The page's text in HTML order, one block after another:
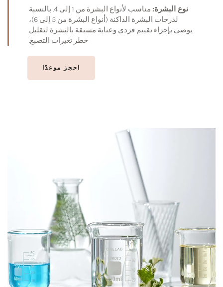
نوع البشرة:
مناسب لأنواع البشرة من 1 إلى 4. بالنسبة
لدرجات البشرة الداكنة (أنواع البشرة من 5 إلى 6)،
يوصى بإجراء تقييم فردي وعناية مسبقة بالبشرة لتقليل
خطر تغيرات التصبغ.
احجز موعدًا